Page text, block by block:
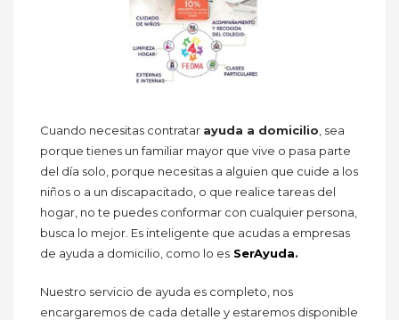
Cuando necesitas contratar ayuda a domicilio , sea
porque tienes un familiar mayor que vive o pasa parte
del día solo, porque necesitas a alguien que cuide a los
niños o a un discapacitado, o que realice tareas del
hogar, no te puedes conformar con cualquier persona,
busca lo mejor. Es inteligente que acudas a empresas
de ayuda a domicilio, como lo es SerAyuda.
Nuestro servicio de ayuda es completo, nos
encargaremos de cada detalle y estaremos disponible